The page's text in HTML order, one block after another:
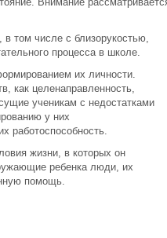
том числе с близорукостью,
процесса в школе.
их личности.
как целенаправленность,
ученикам с недостатками
у них
работоспособность.
жизни, в которых он
ребенка люди, их
помощь.